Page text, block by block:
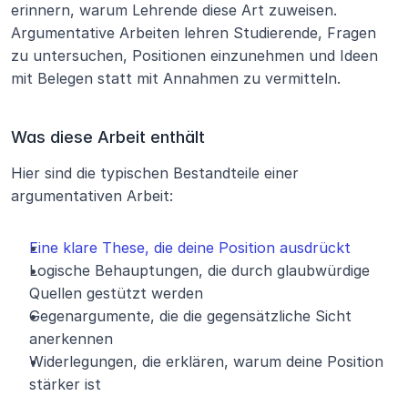
erinnern, warum Lehrende diese Art zuweisen.
Argumentative Arbeiten lehren Studierende, Fragen
zu untersuchen, Positionen einzunehmen und Ideen
mit Belegen statt mit Annahmen zu vermitteln.
Was diese Arbeit enthält
Hier sind die typischen Bestandteile einer
argumentativen Arbeit:
Eine klare These, die deine Position ausdrückt
Logische Behauptungen, die durch glaubwürdige
Quellen gestützt werden
Gegenargumente, die die gegensätzliche Sicht
anerkennen
Widerlegungen, die erklären, warum deine Position
stärker ist